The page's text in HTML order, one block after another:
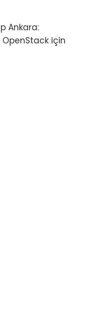
Ankara:
için